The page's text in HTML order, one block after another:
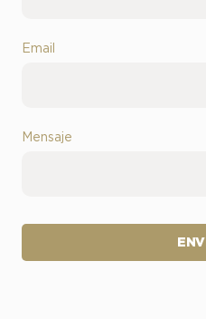
Email
Mensaje